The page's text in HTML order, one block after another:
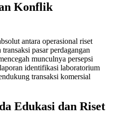
Konflik
antara operasional riset
pasar perdagangan
munculnya persepsi
identifikasi laboratorium
transaksi komersial
Edukasi dan Riset